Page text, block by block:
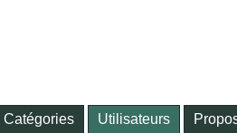
Catégories Utilisateurs